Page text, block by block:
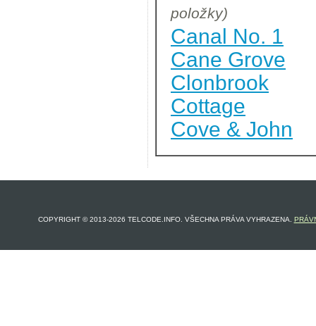
položky)
Canal No. 1
Cane Grove
Clonbrook
Cottage
Cove & John
COPYRIGHT © 2013-2026 TELCODE.INFO. VŠECHNA PRÁVA VYHRAZENA.